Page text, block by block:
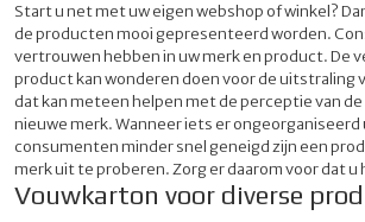
Start u net met uw eigen webshop of winkel?
de producten mooi gepresenteerd worden.
vertrouwen hebben in uw merk en product. De
product kan wonderen doen voor de uitstraling
dat kan meteen helpen met de perceptie van
nieuwe merk. Wanneer iets er ongeorganiseerd
consumenten minder snel geneigd zijn een
merk uit te proberen. Zorg er daarom voor dat
Vouwkarton voor diverse